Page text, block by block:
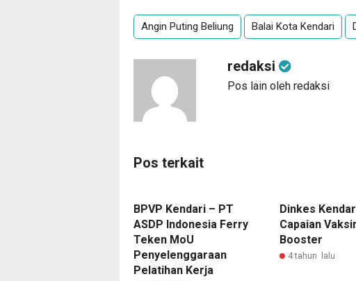
Angin Puting Beliung Balai Kota Kendari
redaksi
Pos lain oleh redaksi
Pos terkait
BPVP Kendari – PT
ASDP Indonesia Ferry
Teken MoU
Penyelenggaraan
Pelatihan Kerja
Dinkes
Capaian
Booster
4 tahun lalu